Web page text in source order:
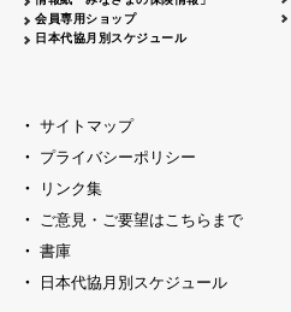
会員専用ショップ
日本代協月別スケジュール
サイトマップ
プライバシーポリシー
リンク集
ご意見・ご要望はこちらまで
書庫
日本代協月別スケジュール